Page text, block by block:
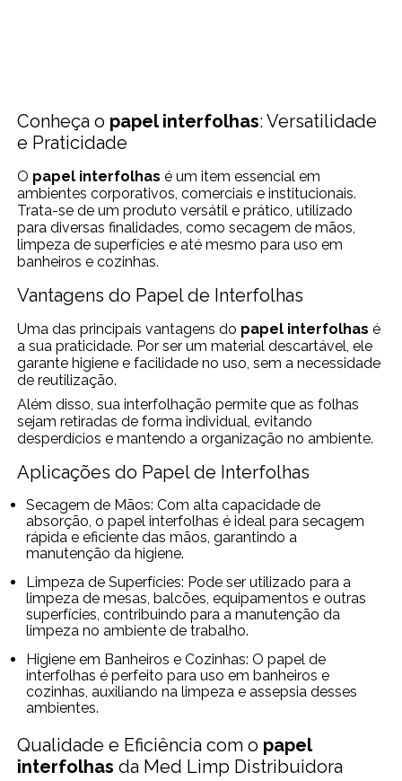
Conheça o papel interfolhas: Versatilidade
e Praticidade
O papel interfolhas é um item essencial em
ambientes corporativos, comerciais e institucionais.
Trata-se de um produto versátil e prático, utilizado
para diversas finalidades, como secagem de mãos,
limpeza de superfícies e até mesmo para uso em
banheiros e cozinhas.
Vantagens do Papel de Interfolhas
Uma das principais vantagens do papel interfolhas é
a sua praticidade. Por ser um material descartável, ele
garante higiene e facilidade no uso, sem a necessidade
de reutilização.
Além disso, sua interfolhação permite que as folhas
sejam retiradas de forma individual, evitando
desperdícios e mantendo a organização no ambiente.
Aplicações do Papel de Interfolhas
Secagem de Mãos: Com alta capacidade de
absorção, o papel interfolhas é ideal para secagem
rápida e eficiente das mãos, garantindo a
manutenção da higiene.
Limpeza de Superfícies: Pode ser utilizado para a
limpeza de mesas, balcões, equipamentos e outras
superfícies, contribuindo para a manutenção da
limpeza no ambiente de trabalho.
Higiene em Banheiros e Cozinhas: O papel de
interfolhas é perfeito para uso em banheiros e
cozinhas, auxiliando na limpeza e assepsia desses
ambientes.
Qualidade e Eficiência com o papel
interfolhas da Med Limp Distribuidora